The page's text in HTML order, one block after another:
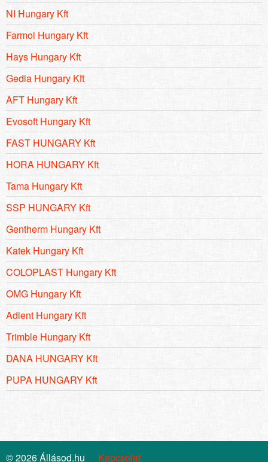
NI Hungary Kft
Farmol Hungary Kft
Hays Hungary Kft
Gedia Hungary Kft
AFT Hungary Kft
Evosoft Hungary Kft
FAST HUNGARY Kft
HORA HUNGARY Kft
Tama Hungary Kft
SSP HUNGARY Kft
Gentherm Hungary Kft
Katek Hungary Kft
COLOPLAST Hungary Kft
OMG Hungary Kft
Adient Hungary Kft
Trimble Hungary Kft
DANA HUNGARY Kft
PUPA HUNGARY Kft
© 2026 Állásod.hu Kapcsolat